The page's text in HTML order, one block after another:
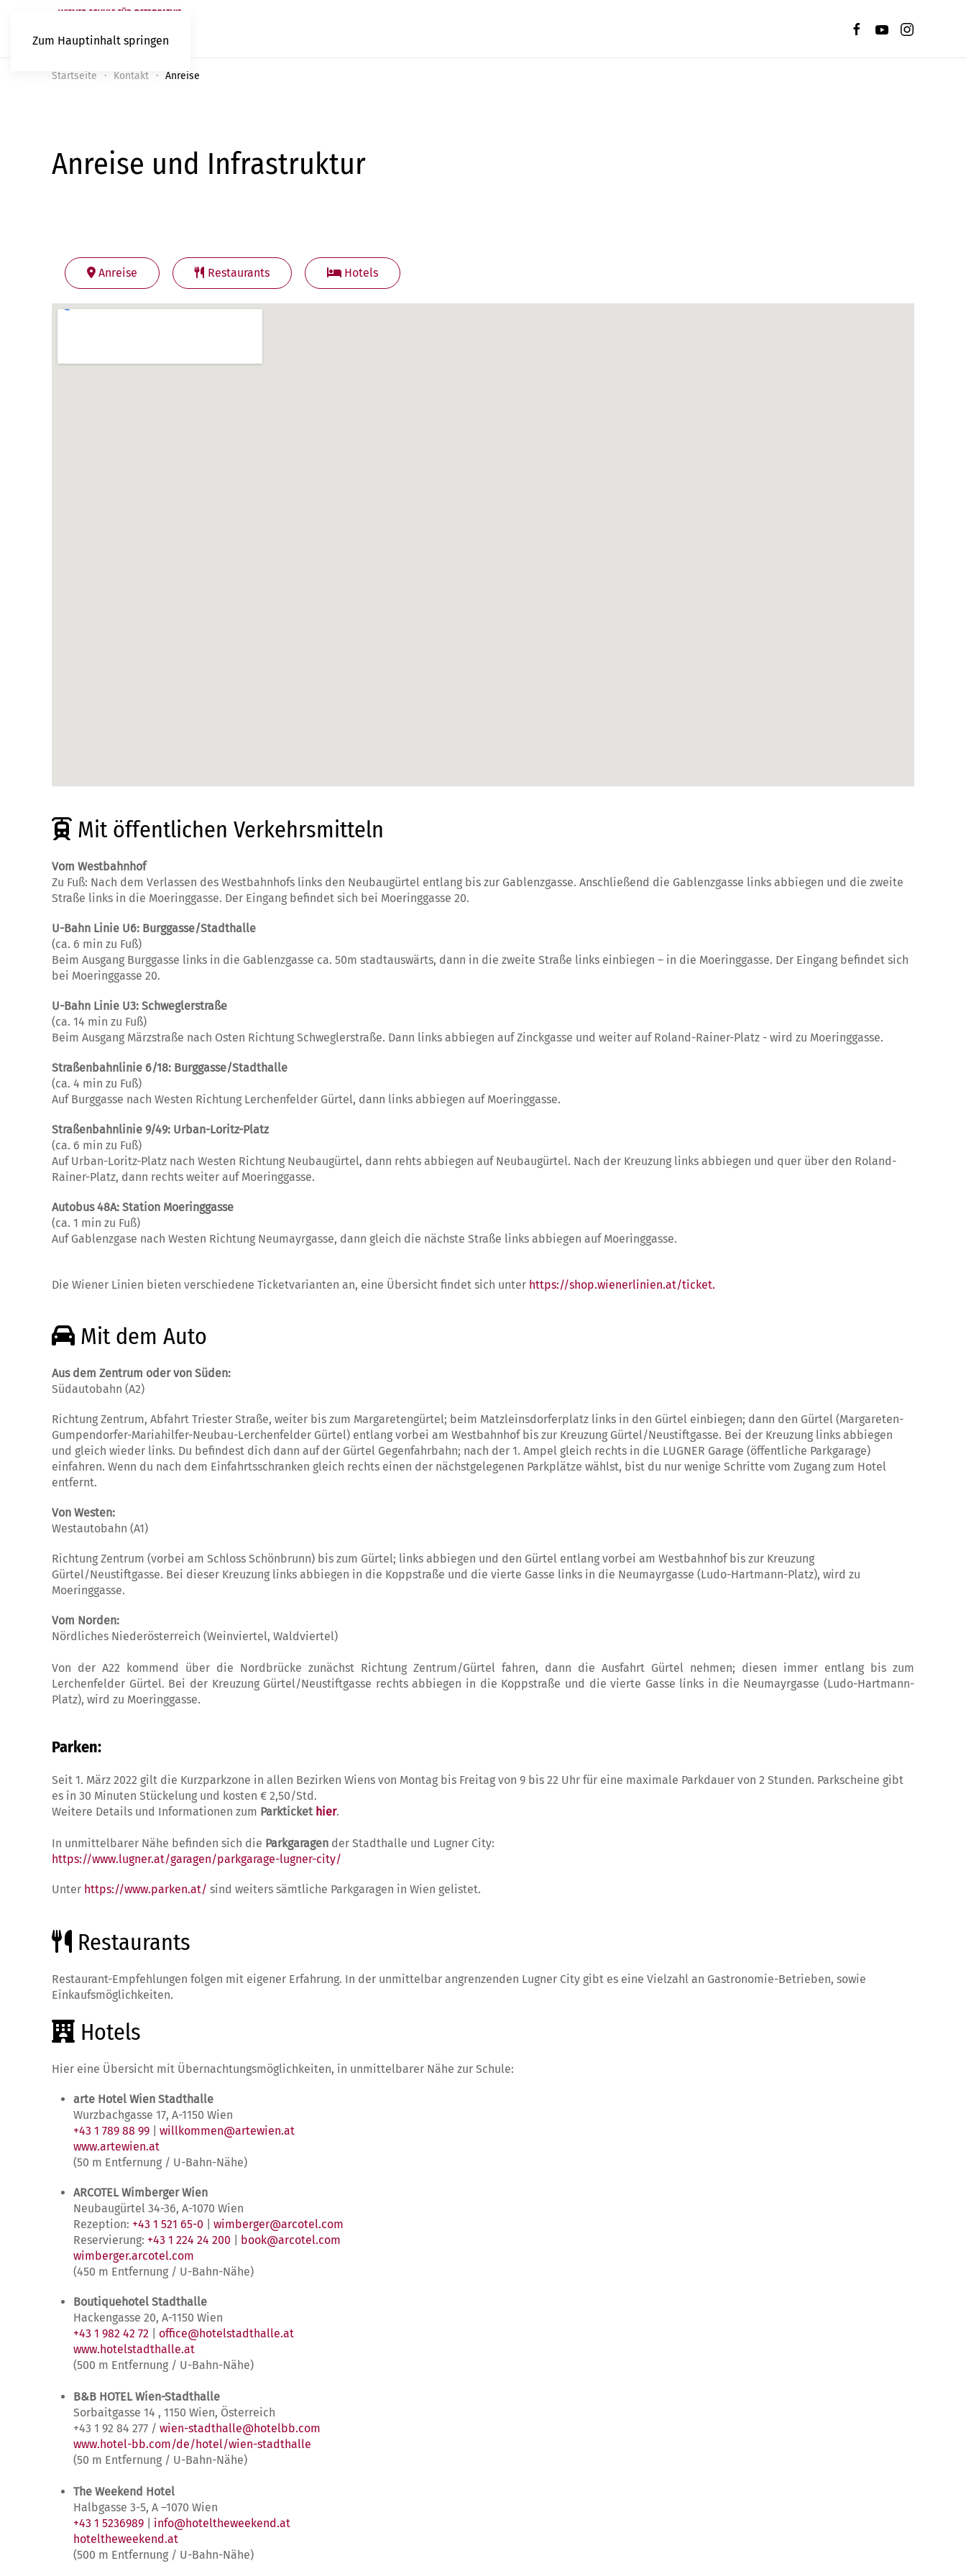
Zum Hauptinhalt springen
Startseite Kontakt Anreise
Anreise und Infrastruktur
Anreise Restaurants Hotels
Mit öffentlichen Verkehrsmitteln
Vom Westbahnhof
Zu Fuß: Nach dem Verlassen des Westbahnhofs links den Neubaugürtel entlang bis zur Gablenzgasse. Anschließend die Gablenzgasse links abbiegen und die zweite
Straße links in die Moeringgasse. Der Eingang befindet sich bei Moeringgasse 20.
U-Bahn Linie U6: Burggasse/Stadthalle
(ca. 6 min zu Fuß)
Beim Ausgang Burggasse links in die Gablenzgasse ca. 50m stadtauswärts, dann in die zweite Straße links einbiegen – in die Moeringgasse. Der Eingang befindet sich
bei Moeringgasse 20.
U-Bahn Linie U3: Schweglerstraße
(ca. 14 min zu Fuß)
Beim Ausgang Märzstraße nach Osten Richtung Schweglerstraße. Dann links abbiegen auf Zinckgasse und weiter auf Roland-Rainer-Platz - wird zu Moeringgasse.
Straßenbahnlinie 6/18: Burggasse/Stadthalle
(ca. 4 min zu Fuß)
Auf Burggasse nach Westen Richtung Lerchenfelder Gürtel, dann links abbiegen auf Moeringgasse.
Straßenbahnlinie 9/49: Urban-Loritz-Platz
(ca. 6 min zu Fuß)
Auf Urban-Loritz-Platz nach Westen Richtung Neubaugürtel, dann rehts abbiegen auf Neubaugürtel. Nach der Kreuzung links abbiegen und quer über den Roland-
Rainer-Platz, dann rechts weiter auf Moeringgasse.
Autobus 48A: Station Moeringgasse
(ca. 1 min zu Fuß)
Auf Gablenzgase nach Westen Richtung Neumayrgasse, dann gleich die nächste Straße links abbiegen auf Moeringgasse.
Die Wiener Linien bieten verschiedene Ticketvarianten an, eine Übersicht findet sich unter https://shop.wienerlinien.at/ticket.
Mit dem Auto
Aus dem Zentrum oder von Süden:
Südautobahn (A2)
Richtung Zentrum, Abfahrt Triester Straße, weiter bis zum Margaretengürtel; beim Matzleinsdorferplatz links in den Gürtel einbiegen; dann den Gürtel (Margareten-
Gumpendorfer-Mariahilfer-Neubau-Lerchenfelder Gürtel) entlang vorbei am Westbahnhof bis zur Kreuzung Gürtel/Neustiftgasse. Bei der Kreuzung links abbiegen
und gleich wieder links. Du befindest dich dann auf der Gürtel Gegenfahrbahn; nach der 1. Ampel gleich rechts in die LUGNER Garage (öffentliche Parkgarage)
einfahren. Wenn du nach dem Einfahrtsschranken gleich rechts einen der nächstgelegenen Parkplätze wählst, bist du nur wenige Schritte vom Zugang zum Hotel
entfernt.
Von Westen:
Westautobahn (A1)
Richtung Zentrum (vorbei am Schloss Schönbrunn) bis zum Gürtel; links abbiegen und den Gürtel entlang vorbei am Westbahnhof bis zur Kreuzung
Gürtel/Neustiftgasse. Bei dieser Kreuzung links abbiegen in die Koppstraße und die vierte Gasse links in die Neumayrgasse (Ludo-Hartmann-Platz), wird zu
Moeringgasse.
Vom Norden:
Nördliches Niederösterreich (Weinviertel, Waldviertel)
Von der A22 kommend über die Nordbrücke zunächst Richtung Zentrum/Gürtel fahren, dann die Ausfahrt Gürtel nehmen; diesen immer entlang bis zum
Lerchenfelder Gürtel. Bei der Kreuzung Gürtel/Neustiftgasse rechts abbiegen in die Koppstraße und die vierte Gasse links in die Neumayrgasse (Ludo-Hartmann-
Platz), wird zu Moeringgasse.
Parken:
Seit 1. März 2022 gilt die Kurzparkzone in allen Bezirken Wiens von Montag bis Freitag von 9 bis 22 Uhr für eine maximale Parkdauer von 2 Stunden. Parkscheine gibt
es in 30 Minuten Stückelung und kosten € 2,50/Std.
Weitere Details und Informationen zum Parkticket hier.
In unmittelbarer Nähe befinden sich die Parkgaragen der Stadthalle und Lugner City:
https://www.lugner.at/garagen/parkgarage-lugner-city/
Unter https://www.parken.at/ sind weiters sämtliche Parkgaragen in Wien gelistet.
Restaurants
Restaurant-Empfehlungen folgen mit eigener Erfahrung. In der unmittelbar angrenzenden Lugner City gibt es eine Vielzahl an Gastronomie-Betrieben, sowie
Einkaufsmöglichkeiten.
Hotels
Hier eine Übersicht mit Übernachtungsmöglichkeiten, in unmittelbarer Nähe zur Schule:
arte Hotel Wien Stadthalle
Wurzbachgasse 17, A-1150 Wien
+43 1 789 88 99
willkommen@artewien.at
www.artewien.at
(50 m Entfernung / U-Bahn-Nähe)
ARCOTEL Wimberger Wien
Neubaugürtel 34-36, A-1070 Wien
Rezeption: +43 1 521 65-0
wimberger@arcotel.com
Reservierung: +43 1 224 24 200
book@arcotel.com
wimberger.arcotel.com
(450 m Entfernung / U-Bahn-Nähe)
Boutiquehotel Stadthalle
Hackengasse 20, A-1150 Wien
+43 1 982 42 72
office@hotelstadthalle.at
www.hotelstadthalle.at
(500 m Entfernung / U-Bahn-Nähe)
B&B HOTEL Wien-Stadthalle
Sorbaitgasse 14 , 1150 Wien, Österreich
+43 1 92 84 277 / wien-stadthalle@hotelbb.com
www.hotel-bb.com/de/hotel/wien-stadthalle
(50 m Entfernung / U-Bahn-Nähe)
The Weekend Hotel
Halbgasse 3-5, A –1070 Wien
+43 1 5236989
info@hoteltheweekend.at
hoteltheweekend.at
(500 m Entfernung / U-Bahn-Nähe)